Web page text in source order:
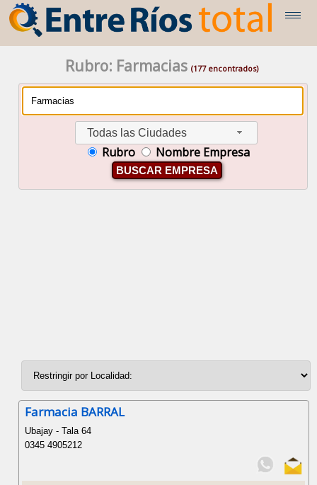
Rubro: Farmacias (177 encontrados)
Todas las Ciudades
Rubro Nombre Empresa
BUSCAR EMPRESA
Farmacia BARRAL
Ubajay - Tala 64
0345 4905212